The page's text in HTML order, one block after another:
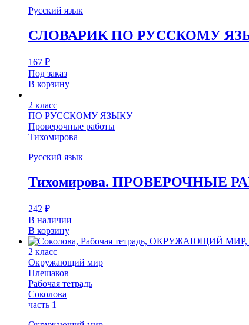
Русский язык
СЛОВАРИК ПО РУССКОМУ
167 ₽
Под заказ
В корзину
2 класс
ПО РУССКОМУ ЯЗЫКУ
Проверочные работы
Тихомирова
Русский язык
Тихомирова. ПРОВЕРОЧНЫЕ
242 ₽
В наличии
В корзину
2 класс
Окружающий мир
Плешаков
Рабочая тетрадь
Соколова
часть 1